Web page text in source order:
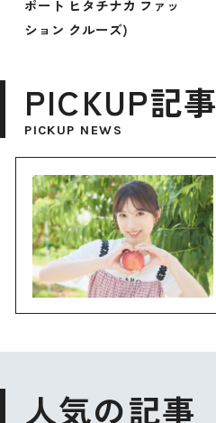
ポート ヒタチナカ ファッ
ション クルーズ)
PICKUP記事
PICKUP NEWS
人気の記事